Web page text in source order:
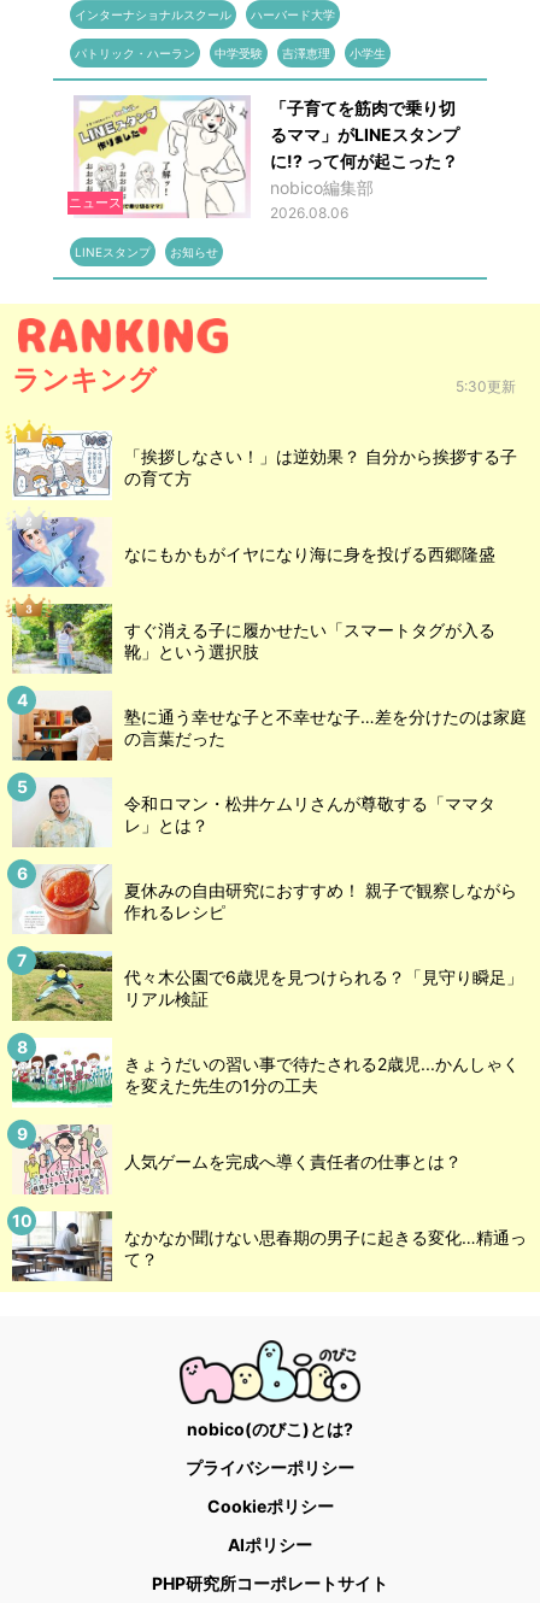
インターナショナルスクール ハーバード大学
パトリック・ハーラン 中学受験 吉澤恵理 小学生
ニュース
「子育てを筋肉で乗り切
るママ」がLINEスタンプ
に!? って何が起こった？
nobico編集部
2026.08.06
LINEスタンプ お知らせ
ランキング 5:30更新
「挨拶しなさい！」は逆効果？ 自分から挨拶する子
の育て方
なにもかもがイヤになり海に身を投げる西郷隆盛
すぐ消える子に履かせたい「スマートタグが入る
靴」という選択肢
塾に通う幸せな子と不幸せな子…差を分けたのは家庭
の言葉だった
令和ロマン・松井ケムリさんが尊敬する「ママタ
レ」とは？
夏休みの自由研究におすすめ！ 親子で観察しながら
作れるレシピ
代々木公園で6歳児を見つけられる？「見守り瞬足」
リアル検証
きょうだいの習い事で待たされる2歳児...かんしゃく
を変えた先生の1分の工夫
人気ゲームを完成へ導く責任者の仕事とは？
なかなか聞けない思春期の男子に起きる変化…精通っ
て？
nobico(のびこ)とは?
プライバシーポリシー
Cookieポリシー
AIポリシー
PHP研究所コーポレートサイト